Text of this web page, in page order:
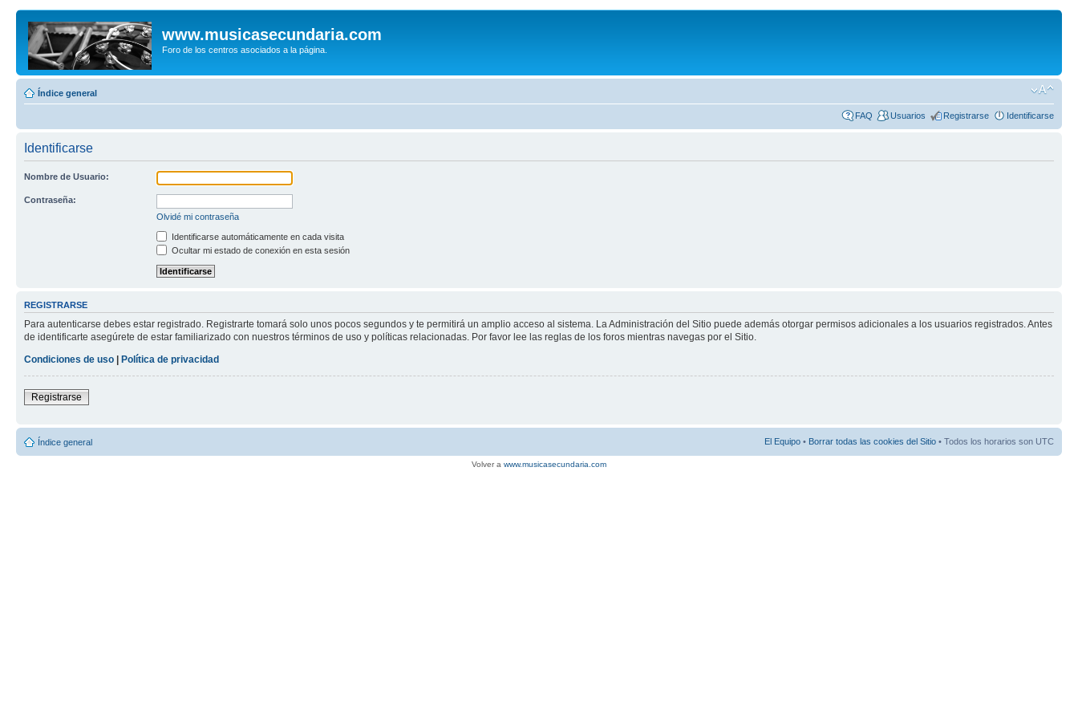
www.musicasecundaria.com
Foro de los centros asociados a la página.
Índice general
FAQ Usuarios Registrarse Identificarse
Identificarse
Nombre de Usuario:
Contraseña:
Olvidé mi contraseña
Identificarse automáticamente en cada visita
Ocultar mi estado de conexión en esta sesión
REGISTRARSE
Para autenticarse debes estar registrado. Registrarte tomará solo unos pocos segundos y te permitirá un amplio acceso al sistema. La Administración del Sitio puede además otorgar permisos adicionales a los usuarios registrados. Antes
de identificarte asegúrete de estar familiarizado con nuestros términos de uso y políticas relacionadas. Por favor lee las reglas de los foros mientras navegas por el Sitio.
Condiciones de uso | Política de privacidad
Registrarse
Índice general El Equipo • Borrar todas las cookies del Sitio • Todos los horarios son UTC
Volver a www.musicasecundaria.com